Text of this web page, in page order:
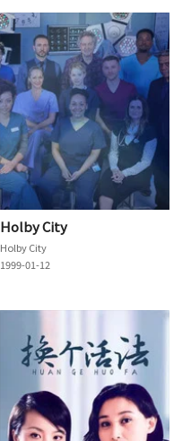
Holby City
Holby City
1999-01-12